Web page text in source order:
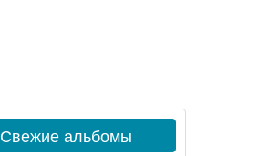
Свежие альбомы